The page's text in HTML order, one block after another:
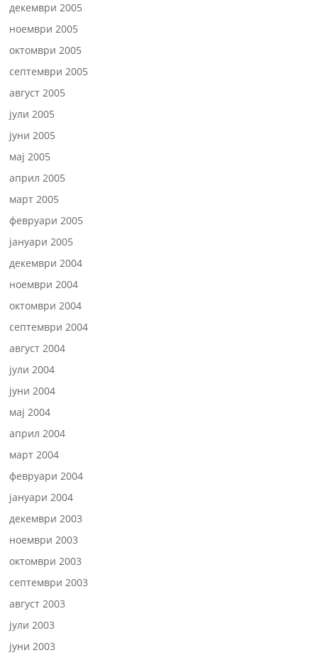
декември 2005
ноември 2005
октомври 2005
септември 2005
август 2005
јули 2005
јуни 2005
мај 2005
април 2005
март 2005
февруари 2005
јануари 2005
декември 2004
ноември 2004
октомври 2004
септември 2004
август 2004
јули 2004
јуни 2004
мај 2004
април 2004
март 2004
февруари 2004
јануари 2004
декември 2003
ноември 2003
октомври 2003
септември 2003
август 2003
јули 2003
јуни 2003